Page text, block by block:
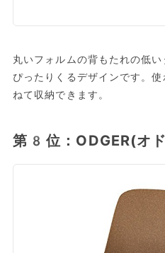
丸いフォルムの背もたれの低
ぴったりくるデザインです。
ねて収納できます。
第8位：ODGER(オ